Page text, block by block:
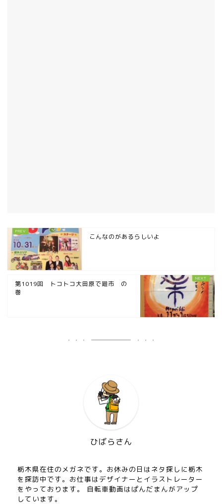
こんなのがあるらしいよ
第1019回 トコトコ大田原で廻市 の
巻
ひばらさん
栃木県在住のメガネです。お休みの日はネタ探しに栃木
を探訪中です。お仕事はデザイナーとイラストレーター
をやっております。 自転車動画はぱんだまんがアップ
しています。